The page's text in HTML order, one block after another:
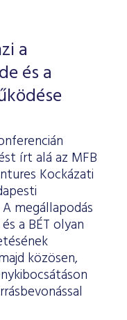
a
és a
írt alá az MFB
Kockázati
megállapodás
a BÉT olyan
közösen,